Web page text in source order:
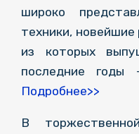
широко
техники,
из которых
последние годы
Подробнее>>
В